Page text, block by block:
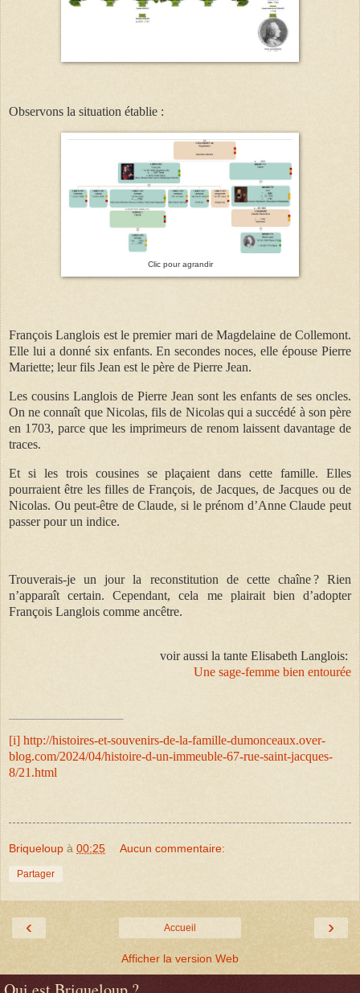
Observons la situation établie :
Clic pour agrandir
François Langlois est le premier mari de Magdelaine de Collemont.
Elle lui a donné six enfants. En secondes noces, elle épouse Pierre
Mariette; leur fils Jean est le père de Pierre Jean.
Les cousins Langlois de Pierre Jean sont les enfants de ses oncles.
On ne connaît que Nicolas, fils de Nicolas qui a succédé à son père
en 1703, parce que les imprimeurs de renom laissent davantage de
traces.
Et si les trois cousines se plaçaient dans cette famille. Elles
pourraient être les filles de François, de Jacques, de Jacques ou de
Nicolas. Ou peut-être de Claude, si le prénom d’Anne Claude peut
passer pour un indice.
Trouverais-je un jour la reconstitution de cette chaîne ? Rien
n’apparaît certain. Cependant, cela me plairait bien d’adopter
François Langlois comme ancêtre.
voir aussi la tante Elisabeth Langlois:
Une sage-femme bien entourée
[i] http://histoires-et-souvenirs-de-la-famille-dumonceaux.over-
blog.com/2024/04/histoire-d-un-immeuble-67-rue-saint-jacques-
8/21.html
Briqueloup à 00:25 Aucun commentaire:
Partager
‹ ›
Accueil
Afficher la version Web